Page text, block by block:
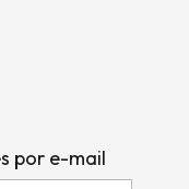
por e-mail